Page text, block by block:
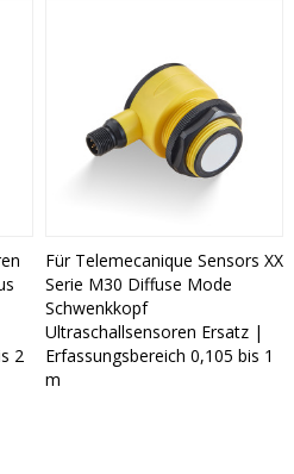
2
Für Telemecanique Sensors XX
Serie M30 Diffuse Mode
Schwenkkopf
Ultraschallsensoren Ersatz |
Erfassungsbereich 0,105 bis 1
m